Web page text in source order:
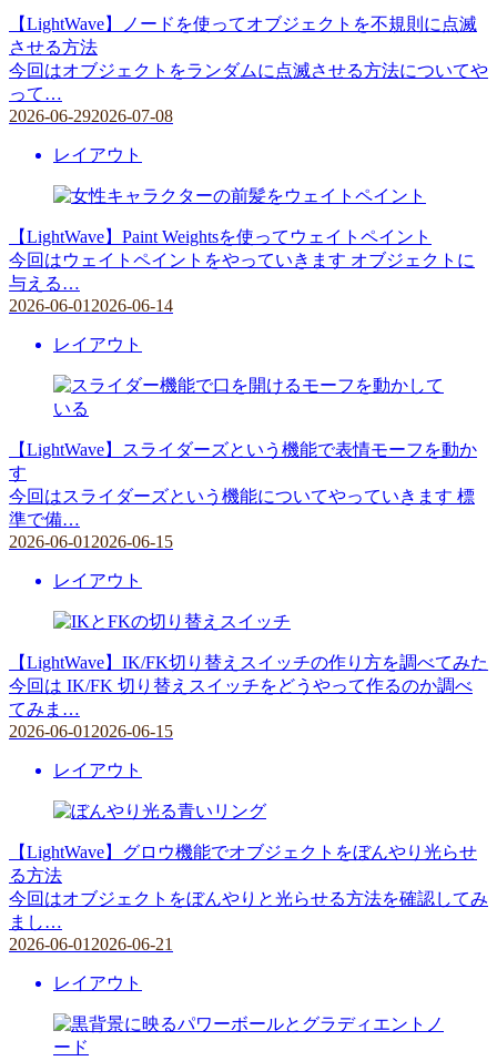
【LightWave】ノードを使ってオブジェクトを不規則に点滅
させる方法
今回はオブジェクトをランダムに点滅させる方法についてや
って…
2026-06-292026-07-08
レイアウト
【LightWave】Paint Weightsを使ってウェイトペイント
今回はウェイトペイントをやっていきます オブジェクトに
与える…
2026-06-01 2026-06-14
レイアウト
【LightWave】スライダーズという機能で表情モーフを動か
す
今回はスライダーズという機能についてやっていきます 標
準で備…
2026-06-01 2026-06-15
レイアウト
【LightWave】IK/FK切り替えスイッチの作り方を調べてみた
今回は IK/FK 切り替えスイッチをどうやって作るのか調べ
てみま…
2026-06-01 2026-06-15
レイアウト
【LightWave】グロウ機能でオブジェクトをぼんやり光らせ
る方法
今回はオブジェクトをぼんやりと光らせる方法を確認してみ
まし…
2026-06-01 2026-06-21
レイアウト